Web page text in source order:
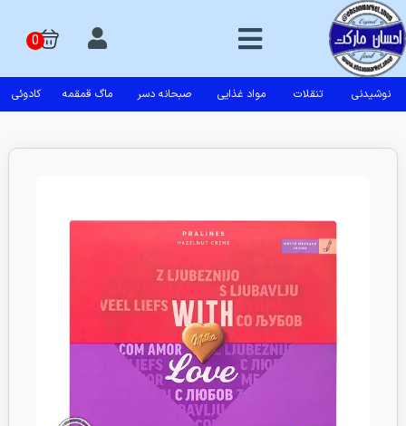
نوشیدنی تنقلات مواد غذایی صبحانه دسر ماگ قمقمه کادوئی